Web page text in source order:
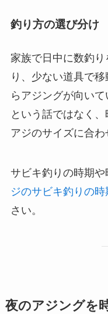
釣り方の選び分け
家族で日中に数釣
り、少ない道具で
らアジングが向い
という話ではなく、
アジのサイズに合わ
サビキ釣りの時期や
ジのサビキ釣りの
さい。
夜のアジングを